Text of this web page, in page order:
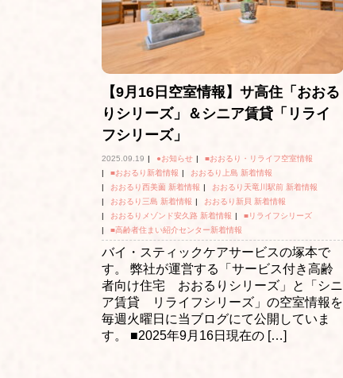
【9月16日空室情報】サ高住「おおる
りシリーズ」＆シニア賃貸「リライ
フシリーズ」
2025.09.19 | ●お知らせ |
■おおるり・リライフ空室情報
|
■おおるり新着情報 |
おおるり上島 新着情報
|
おおるり西美薗 新着情報 |
おおるり天竜川駅前 新着情報
|
おおるり三島 新着情報 |
おおるり新貝 新着情報
|
おおるりメゾンド安久路 新着情報 |
■リライフシリーズ
|
■高齢者住まい紹介センター新着情報
バイ・スティックケアサービスの塚本で
す。 弊社が運営する「サービス付き高齢
者向け住宅 おおるりシリーズ」と「シニ
ア賃貸 リライフシリーズ」の空室情報を
毎週火曜日に当ブログにて公開していま
す。 ■2025年9月16日現在の […]